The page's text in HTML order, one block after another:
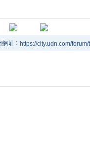
網址：https://city.udn.com/